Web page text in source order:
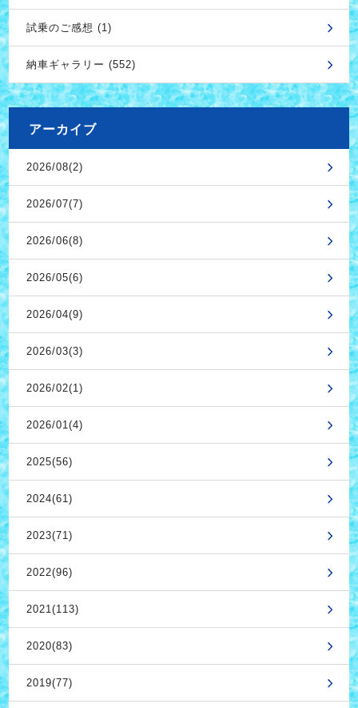
試乗のご感想 (1)
納車ギャラリー (552)
アーカイブ
2026/08(2)
2026/07(7)
2026/06(8)
2026/05(6)
2026/04(9)
2026/03(3)
2026/02(1)
2026/01(4)
2025(56)
2024(61)
2023(71)
2022(96)
2021(113)
2020(83)
2019(77)